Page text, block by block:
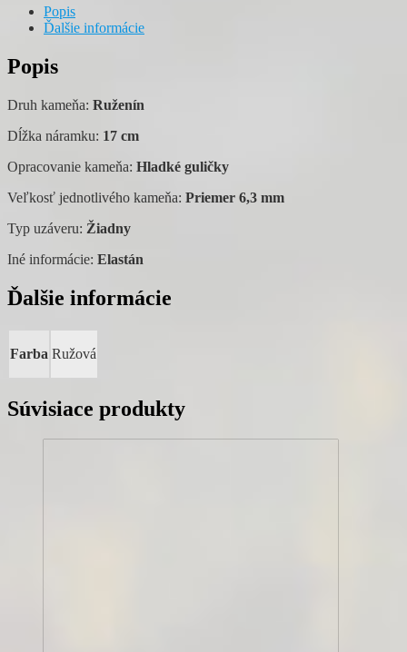
Popis
Ďalšie informácie
Popis
Druh kameňa: Ruženín
Dĺžka náramku: 17 cm
Opracovanie kameňa: Hladké guličky
Veľkosť jednotlivého kameňa: Priemer 6,3 mm
Typ uzáveru: Žiadny
Iné informácie: Elastán
Ďalšie informácie
Farba Ružová
Súvisiace produkty